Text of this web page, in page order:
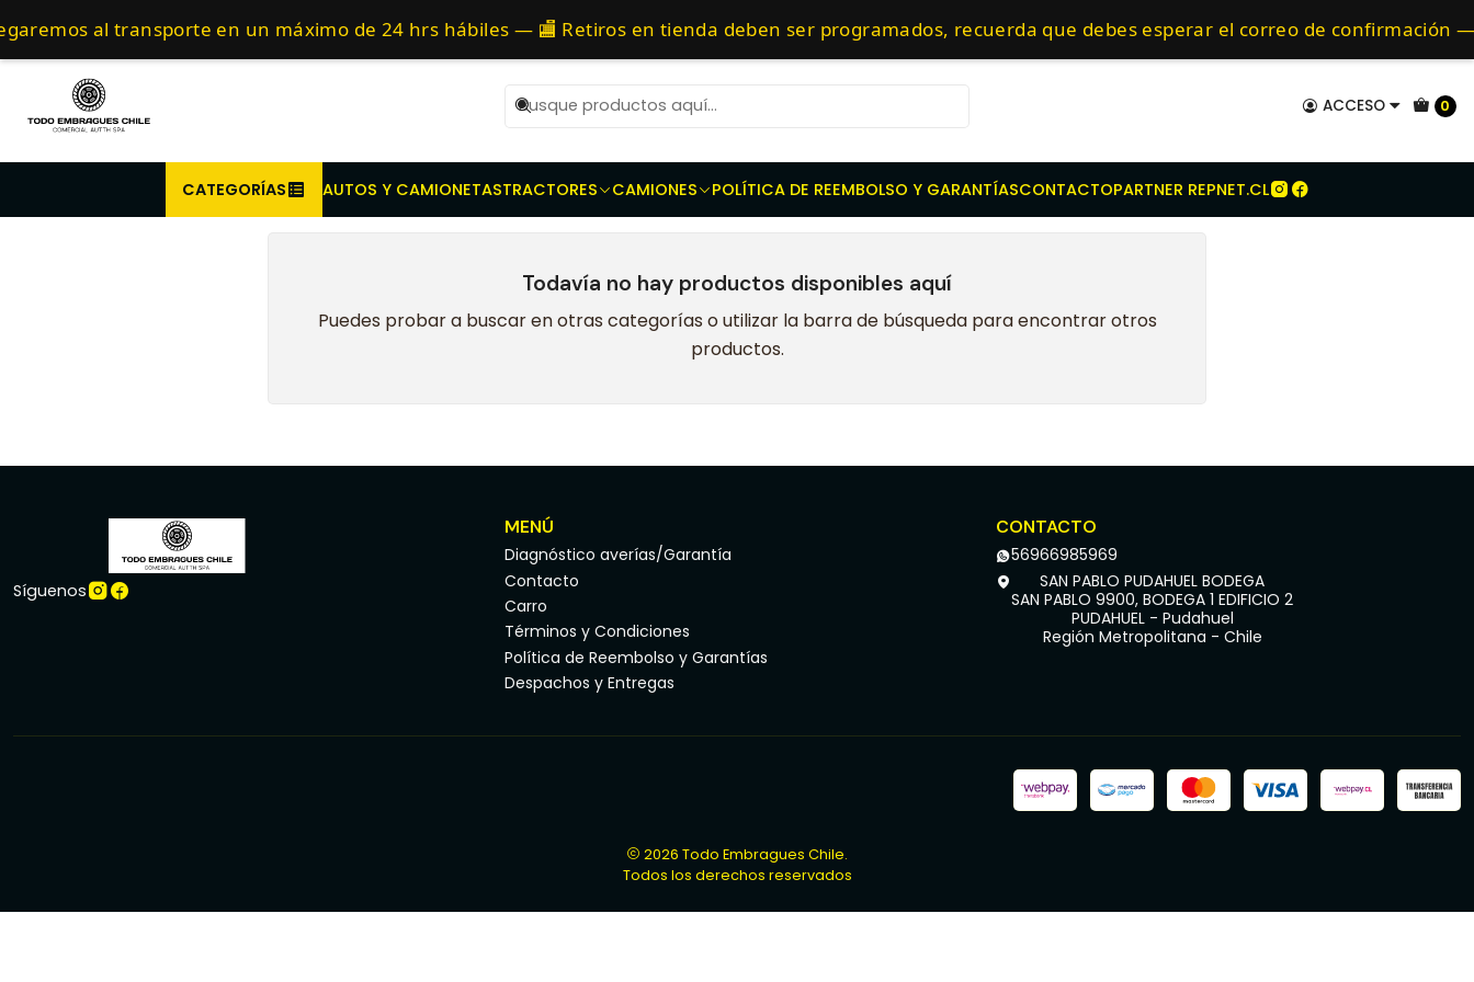
ACCESO 0
al transporte en un máximo de 24 hrs hábiles — 🏬 Retiros en tienda deben ser programados, recuerda que debes esperar el correo de confirmación —
CATEGORÍAS AUTOS Y CAMIONETASTRACTORES CAMIONES POLÍTICA DE REEMBOLSO Y GARANTÍASCONTACTOPARTNER REPNET.CL
Compra antes de las 10 AM de Lunes a Viernes y entregaremos al transporte en un máximo de 24 hrs hábiles.
Inicio Embragues para Tractores - Prensas dobles - Discos de embrague - Discos toma Fuerza New Holland TL 70 75 80 85
85
Todavía no hay productos disponibles aquí
Puedes probar a buscar en otras categorías o utilizar la barra de búsqueda para encontrar otros
productos.
Síguenos
MENÚ
Diagnóstico averías/Garantía
Contacto
Carro
Términos y Condiciones
Política de Reembolso y Garantías
Despachos y Entregas
CONTACTO
56966985969
SAN PABLO PUDAHUEL BODEGA
SAN PABLO 9900, BODEGA 1 EDIFICIO 2
PUDAHUEL - Pudahuel
Región Metropolitana - Chile
2026 Todo Embragues Chile.
Todos los derechos reservados